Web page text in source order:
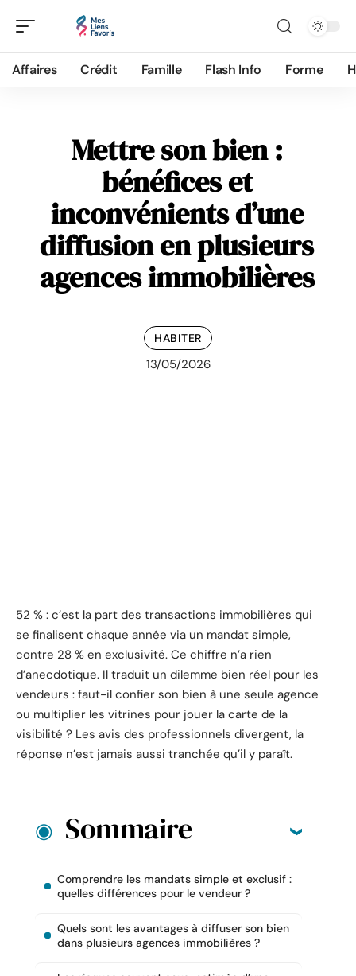
Affaires Crédit Famille Flash Info Forme
Mettre son bien :
bénéfices et
inconvénients d’une
diffusion en plusieurs
agences immobilières
HABITER
13/05/2026
52 % : c’est la part des transactions immobilières qui
se finalisent chaque année via un mandat simple,
contre 28 % en exclusivité. Ce chiffre n’a rien
d’anecdotique. Il traduit un dilemme bien réel pour les
vendeurs : faut-il confier son bien à une seule agence
ou multiplier les vitrines pour jouer la carte de la
visibilité ? Les avis des professionnels divergent, la
réponse n’est jamais aussi tranchée qu’il y paraît.
Sommaire
Comprendre les mandats simple et exclusif :
quelles différences pour le vendeur ?
Quels sont les avantages à diffuser son bien
dans plusieurs agences immobilières ?